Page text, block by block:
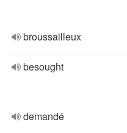
broussailleux
besought
demandé